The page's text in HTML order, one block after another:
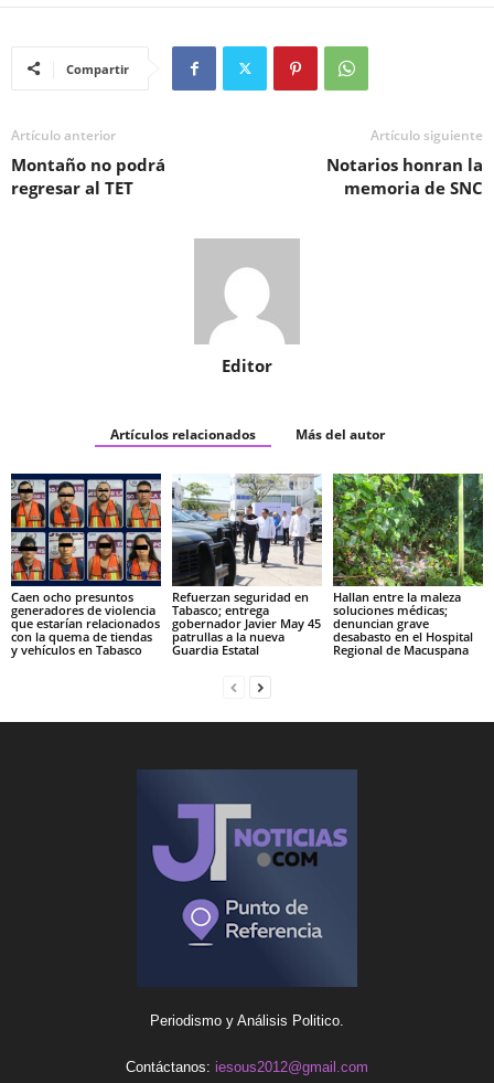
Compartir
Artículo anterior
Montaño no podrá
regresar al TET
Artículo siguiente
Notarios honran la
memoria de SNC
Editor
Artículos relacionados Más del autor
Caen ocho presuntos
generadores de violencia
que estarían relacionados
con la quema de tiendas
y vehículos en Tabasco
Refuerzan seguridad en
Tabasco; entrega
gobernador Javier May 45
patrullas a la nueva
Guardia Estatal
Hallan entre la maleza
soluciones médicas;
denuncian grave
desabasto en el Hospital
Regional de Macuspana
Periodismo y Análisis Politico.
Contáctanos: iesous2012@gmail.com